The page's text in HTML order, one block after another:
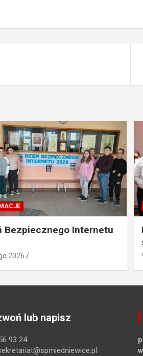
Bezpiecznego Internetu
2026
lub napisz
93 24